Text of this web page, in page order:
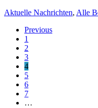
Aktuelle Nachrichten, Alle
Previous
1
2
3
4
5
6
7
…